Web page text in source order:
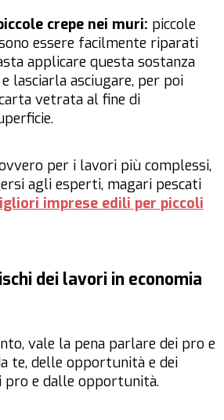
crepe nei muri: piccole
essere facilmente riparati
applicare questa sostanza
lasciarla asciugare, per poi
vetrata al fine di
per i lavori più complessi,
agli esperti, magari pescati
imprese edili per piccoli
dei lavori in economia
vale la pena parlare dei pro e
te, delle opportunità e dei
pro e dalle opportunità.